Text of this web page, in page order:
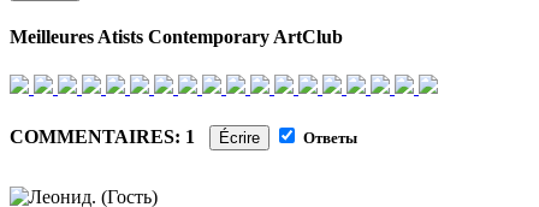
Meilleures Atists Contemporary ArtClub
COMMENTAIRES: 1 Écrire Ответы